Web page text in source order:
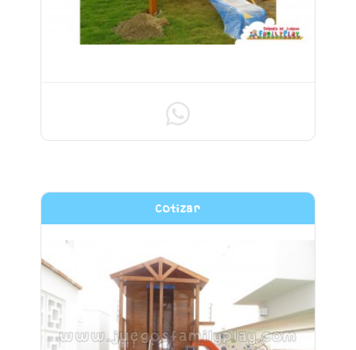
MODELO CASITA ASIA
Cotizar